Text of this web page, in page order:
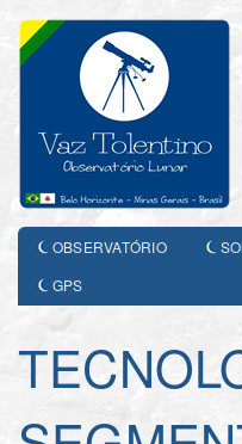
OBSERVATÓRIO
GPS